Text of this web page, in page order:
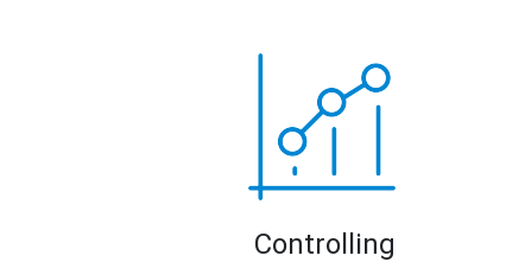
Controlling